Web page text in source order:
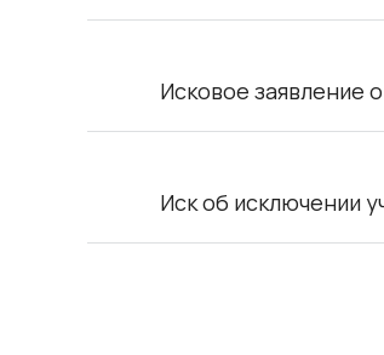
Исковое заявление
Иск об исключении